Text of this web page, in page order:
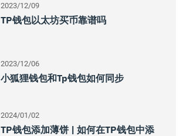
2023/12/09
TP钱包以太坊买币靠谱吗
2023/12/06
小狐狸钱包和tp钱包如何同步
2024/01/02
TP钱包添加薄饼 | 如何在TP钱包中添